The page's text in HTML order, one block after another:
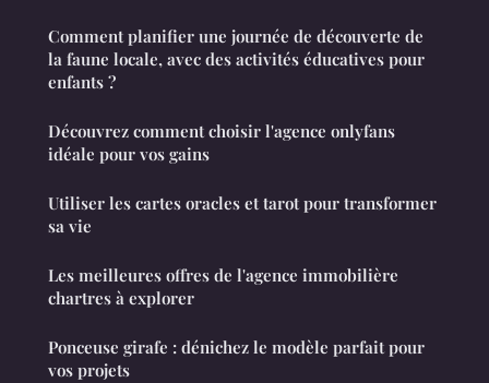
Comment planifier une journée de découverte de
la faune locale, avec des activités éducatives pour
enfants ?
Découvrez comment choisir l'agence onlyfans
idéale pour vos gains
Utiliser les cartes oracles et tarot pour transformer
sa vie
Les meilleures offres de l'agence immobilière
chartres à explorer
Ponceuse girafe : dénichez le modèle parfait pour
vos projets